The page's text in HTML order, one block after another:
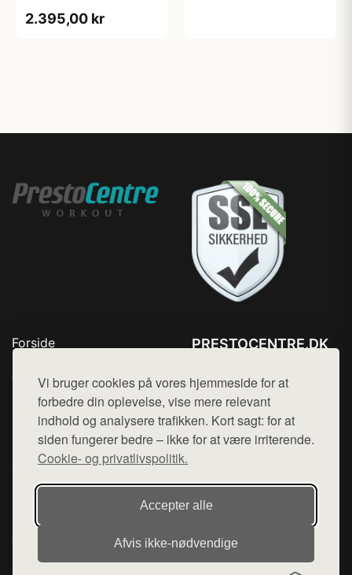
Vi bruger cookies på vores hjemmeside for at
forbedre din oplevelse, vise mere relevant
indhold og analysere trafikken. Kort sagt: for at
siden fungerer bedre – ikke for at være irriterende.
Cookie- og privatlivspolitik.
Accepter alle
Afvis ikke‑nødvendige
2.395,00 kr
Forside
Top Rabatter
Kontakt
PRESTOCENTRE.DK
Mail: hej@want.dk
Cookie- og privatlivspolitik
Denne side er en del af want.dk, der udgiver en række
hjemmesider med præsentation af forskellige produkter fra
diverse webshops. Der sælges ikke varer fra denne side - vi
henviser til de shops, som sælger varen. Vi har heller ikke